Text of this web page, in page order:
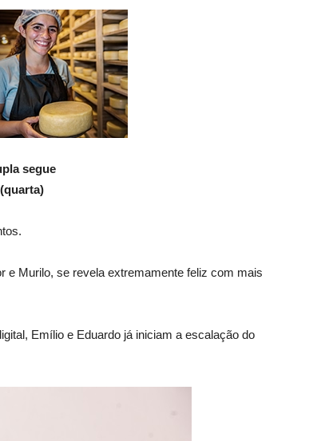
segue
e Murilo, se revela extremamente feliz com mais
Emílio e Eduardo já iniciam a escalação do